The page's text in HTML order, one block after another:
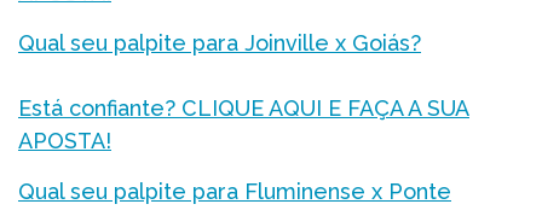
Qual seu palpite para Joinville x Goiás?
Está confiante? CLIQUE AQUI E FAÇA A SUA
APOSTA!
Qual seu palpite para Fluminense x Ponte